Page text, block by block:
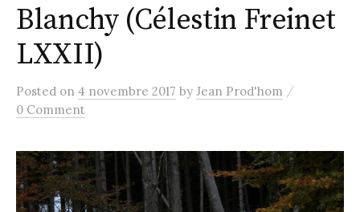
Blanchy (Célestin Freinet
LXXII)
Posted on 4 novembre 2017 by Jean Prod'hom /
0 Comment